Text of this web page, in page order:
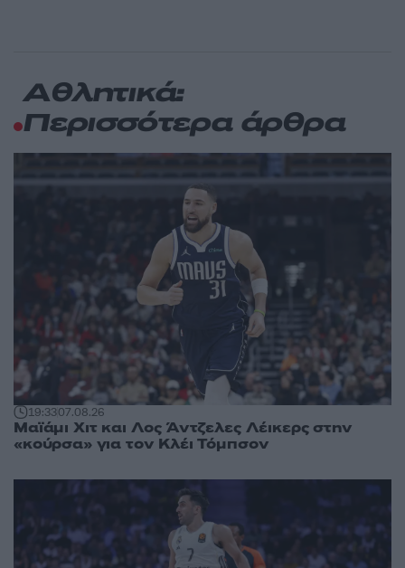
Αθλητικά:
Περισσότερα άρθρα
19:3307.08.26
Μαϊάμι Χιτ και Λος Άντζελες Λέικερς στην
«κούρσα» για τον Κλέι Τόμπσον